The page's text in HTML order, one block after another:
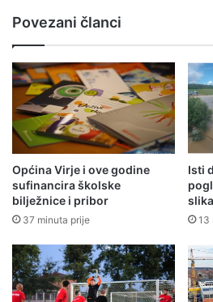
Povezani članci
Općina Virje i ove godine
sufinancira školske
bilježnice i pribor
37 minuta prije
Isti
slika
13